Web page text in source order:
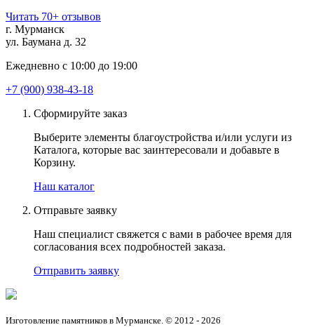
Читать 70+ отзывов
г. Мурманск
ул. Баумана д. 32
Ежедневно с 10:00 до 19:00
+7 (900) 938-43-18
Сформируйте заказ
Выберите элементы благоустройства и/или услуги из
Каталога, которые вас заинтересовали и добавьте в
Корзину.
Наш каталог
Отправьте заявку
Наш специалист свяжется с вами в рабочее время для
согласования всех подробностей заказа.
Отправить заявку
Изготовление памятников в Мурманске. © 2012 - 2026